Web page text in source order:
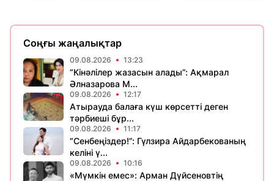
Соңғы жаңалықтар
09.08.2026 13:23
“Кінәлілер жазасын алады”: Ақмарал
Әлназарова М...
09.08.2026 12:17
Атырауда балаға күш көрсетті деген
тәрбиеші бұр...
09.08.2026 11:17
“Сенбеңіздер!”: Гүлзира Айдарбекованың
келіні ү...
09.08.2026 10:16
«Мүмкін емес»: Арман Дүйсеновтің